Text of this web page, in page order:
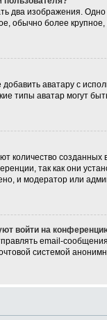
два изображения.
обычно более
аватару с
типы аватар могут
количество
так как они
и модератор или
войти на
email-
системой